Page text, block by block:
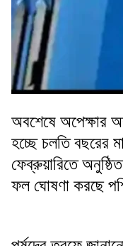
অবশেষে অপেক্ষার
হচ্ছে চলতি বছরের
ফেব্রুয়ারিতে
ফল ঘোষণা করছে